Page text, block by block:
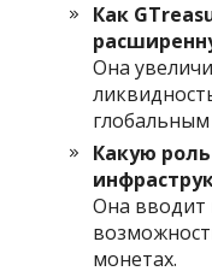
Как
Она
Какую
Она вводит
монетах.